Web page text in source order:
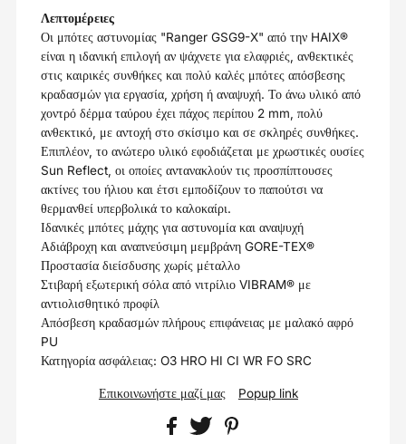
Λεπτομέρειες
Οι μπότες αστυνομίας "Ranger GSG9-X" από την HAIX®
είναι η ιδανική επιλογή αν ψάχνετε για ελαφριές, ανθεκτικές
στις καιρικές συνθήκες και πολύ καλές μπότες απόσβεσης
κραδασμών για εργασία, χρήση ή αναψυχή. Το άνω υλικό από
χοντρό δέρμα ταύρου έχει πάχος περίπου 2 mm, πολύ
ανθεκτικό, με αντοχή στο σκίσιμο και σε σκληρές συνθήκες.
Επιπλέον, το ανώτερο υλικό εφοδιάζεται με χρωστικές ουσίες
Sun Reflect, οι οποίες αντανακλούν τις προσπίπτουσες
ακτίνες του ήλιου και έτσι εμποδίζουν το παπούτσι να
θερμανθεί υπερβολικά το καλοκαίρι.
Ιδανικές μπότες μάχης για αστυνομία και αναψυχή
Αδιάβροχη και αναπνεύσιμη μεμβράνη GORE-TEX®
Προστασία διείσδυσης χωρίς μέταλλο
Στιβαρή εξωτερική σόλα από νιτρίλιο VIBRAM® με
αντιολισθητικό προφίλ
Απόσβεση κραδασμών πλήρους επιφάνειας με μαλακό αφρό
PU
Κατηγορία ασφάλειας: O3 HRO HI CI WR FO SRC
Επικοινωνήστε μαζί μας Popup link